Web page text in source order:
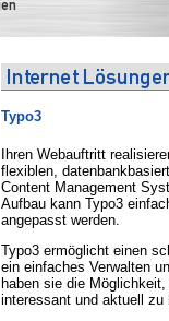
Typo3
Ihren Webauftritt
flexiblen,
Content Management
Aufbau kann Typo3
angepasst werden.
Typo3 ermöglicht einen
ein einfaches Verwalten
haben sie die
interessant und aktuell zu